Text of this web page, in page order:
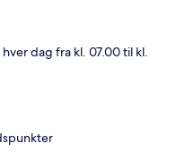
dag fra kl. 07.00 til kl.